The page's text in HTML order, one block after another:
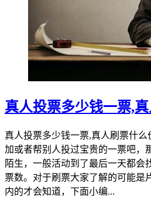
真人投票多少钱一票,
真人投票多少钱一票,真人刷票什
加或者帮别人投过宝贵的一票吧，
陌生，一般活动到了最后一天都会
票数。对于刷票大家了解的可能是
内的才会知道，下面小编...